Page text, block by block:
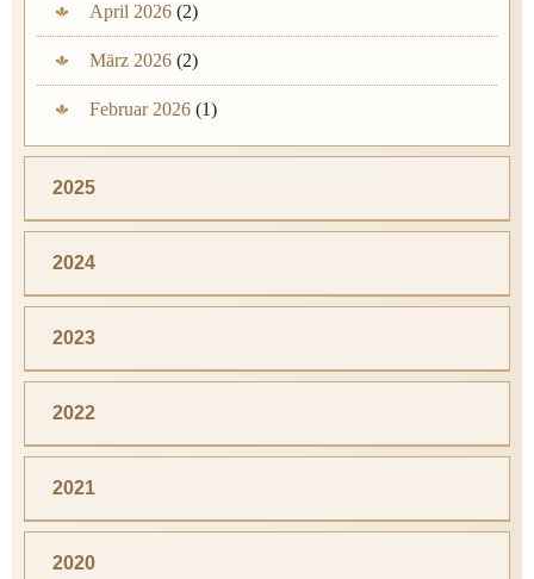
April 2026 (2)
März 2026 (2)
Februar 2026 (1)
2025
2024
2023
2022
2021
2020